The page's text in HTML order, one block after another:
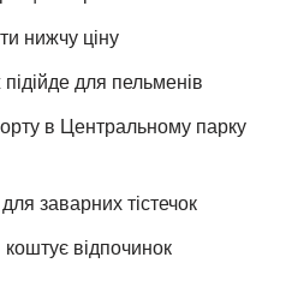
нижчу ціну
для пельменів
в Центральному парку
заварних тістечок
коштує відпочинок